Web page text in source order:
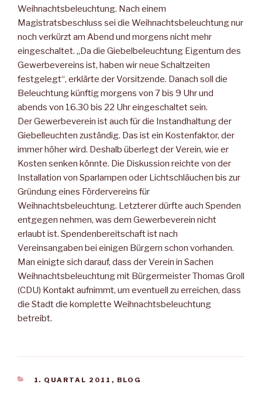
Weihnachtsbeleuchtung. Nach einem
Magistratsbeschluss sei die Weihnachtsbeleuchtung nur
noch verkürzt am Abend und morgens nicht mehr
eingeschaltet. „Da die Giebelbeleuchtung Eigentum des
Gewerbevereins ist, haben wir neue Schaltzeiten
festgelegt“, erklärte der Vorsitzende. Danach soll die
Beleuchtung künftig morgens von 7 bis 9 Uhr und
abends von 16.30 bis 22 Uhr eingeschaltet sein.
Der Gewerbeverein ist auch für die Instandhaltung der
Giebelleuchten zuständig. Das ist ein Kostenfaktor, der
immer höher wird. Deshalb überlegt der Verein, wie er
Kosten senken könnte. Die Diskussion reichte von der
Installation von Sparlampen oder Lichtschläuchen bis zur
Gründung eines Fördervereins für
Weihnachtsbeleuchtung. Letzterer dürfte auch Spenden
entgegen nehmen, was dem Gewerbeverein nicht
erlaubt ist. Spendenbereitschaft ist nach
Vereinsangaben bei einigen Bürgern schon vorhanden.
Man einigte sich darauf, dass der Verein in Sachen
Weihnachtsbeleuchtung mit Bürgermeister Thomas Groll
(CDU) Kontakt aufnimmt, um eventuell zu erreichen, dass
die Stadt die komplette Weihnachtsbeleuchtung
betreibt.
KATEGORIEN
1. QUARTAL 2011 , BLOG